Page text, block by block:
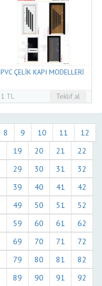
PVC ÇELİK KAPI MODELLERİ
1 TL Teklif al
8 9 10 11
12
19 20 21
22
29 30 31
32
39 40 41
42
49 50 51
52
59 60 61
62
69 70 71
72
79 80 81
82
89 90 91 92